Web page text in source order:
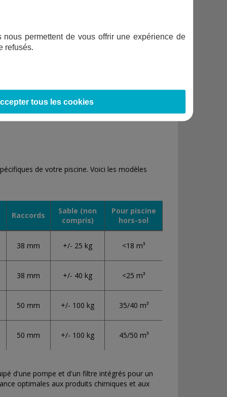
de votre piscine. Voici les modèles
Raccords
Sable (non
compris)
Pour piscine
hors-sol
38 mm +/- 25 kg <18 m³
38 mm +/- 40 kg <25 m³
50 mm +/- 100 kg 35/40 m³
50 mm +/- 100 kg 45/50 m³
d'une pompe et d'un filtre intégrés pour un
optimales aux produits chimiques et aux
permettent de vous offrir une expérience de
refusés.
tous les cookies